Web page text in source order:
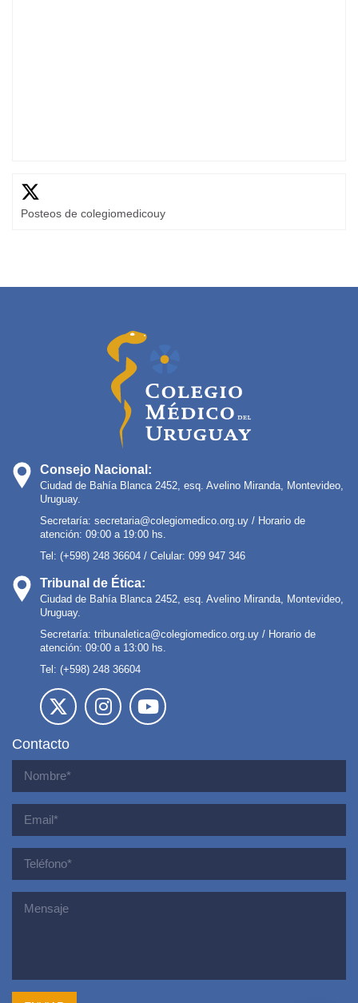
Posteos de colegiomedicouy
Consejo Nacional:
Ciudad de Bahía Blanca 2452, esq. Avelino Miranda, Montevideo,
Uruguay.
Secretaría: secretaria@colegiomedico.org.uy / Horario de
atención: 09:00 a 19:00 hs.
Tel: (+598) 248 36604 / Celular: 099 947 346
Tribunal de Ética:
Ciudad de Bahía Blanca 2452, esq. Avelino Miranda, Montevideo,
Uruguay.
Secretaría: tribunaletica@colegiomedico.org.uy / Horario de
atención: 09:00 a 13:00 hs.
Tel: (+598) 248 36604
Contacto